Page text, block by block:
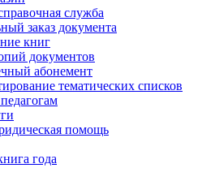
служба
заказ документа
книг
документов
абонемент
тематических списков
помощь
года